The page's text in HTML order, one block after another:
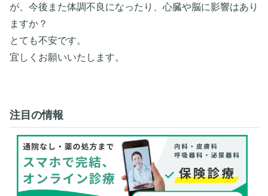
が、今後また体調不良になったり、心臓や脳に影響はあり
ますか？
とても不安です。
宜しくお願いいたします。
注目の情報